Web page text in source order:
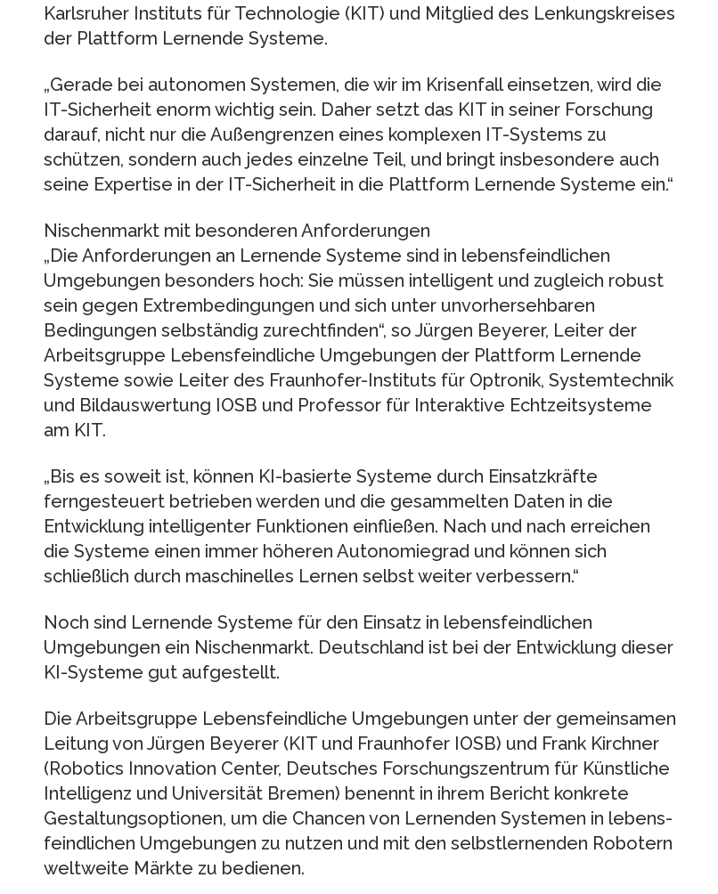
Karlsruher Instituts für Technologie (KIT) und Mitglied des Lenkungskreises
der Plattform Lernende Systeme.
„Gerade bei autonomen Systemen, die wir im Krisenfall einsetzen, wird die
IT-Sicherheit enorm wichtig sein. Daher setzt das KIT in seiner Forschung
darauf, nicht nur die Außengrenzen eines komplexen IT-Systems zu
schützen, sondern auch jedes einzelne Teil, und bringt insbesondere auch
seine Expertise in der IT-Sicherheit in die Plattform Lernende Systeme ein.“
Nischenmarkt mit besonderen Anforderungen
„Die Anforderungen an Lernende Systeme sind in lebensfeindlichen
Umgebungen besonders hoch: Sie müssen intelligent und zugleich robust
sein gegen Extrembedingungen und sich unter unvorhersehbaren
Bedingungen selbständig zurechtfinden“, so Jürgen Beyerer, Leiter der
Arbeitsgruppe Lebensfeindliche Umgebungen der Plattform Lernende
Systeme sowie Leiter des Fraunhofer-Instituts für Optronik, Systemtechnik
und Bildauswertung IOSB und Professor für Interaktive Echtzeitsysteme
am KIT.
„Bis es soweit ist, können KI-basierte Systeme durch Einsatzkräfte
ferngesteuert betrieben werden und die gesammelten Daten in die
Entwicklung intelligenter Funktionen einfließen. Nach und nach erreichen
die Systeme einen immer höheren Autonomiegrad und können sich
schließlich durch maschinelles Lernen selbst weiter verbessern.“
Noch sind Lernende Systeme für den Einsatz in lebensfeindlichen
Umgebungen ein Nischenmarkt. Deutschland ist bei der Entwicklung dieser
KI-Systeme gut aufgestellt.
Die Arbeitsgruppe Lebensfeindliche Umgebungen unter der gemeinsamen
Leitung von Jürgen Beyerer (KIT und Fraunhofer IOSB) und Frank Kirchner
(Robotics Innovation Center, Deutsches Forschungszentrum für Künstliche
Intelligenz und Universität Bremen) benennt in ihrem Bericht konkrete
Gestaltungsoptionen, um die Chancen von Lernenden Systemen in lebens-
feindlichen Umgebungen zu nutzen und mit den selbstlernenden Robotern
weltweite Märkte zu bedienen.